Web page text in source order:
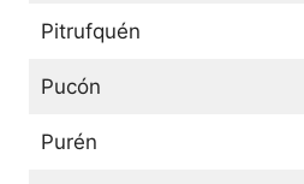
Pitrufquén
Pucón
Purén